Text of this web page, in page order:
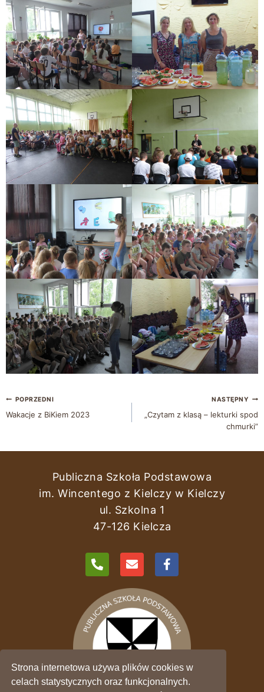
POPRZEDNI
Wakacje z BiKiem 2023
NASTĘPNY
„Czytam z klasą – lekturki spod
chmurki”
Publiczna Szkoła Podstawowa
im. Wincentego z Kielczy w Kielczy
ul. Szkolna 1
47-126 Kielcza
Strona internetowa używa plików cookies w
celach statystycznych oraz funkcjonalnych.